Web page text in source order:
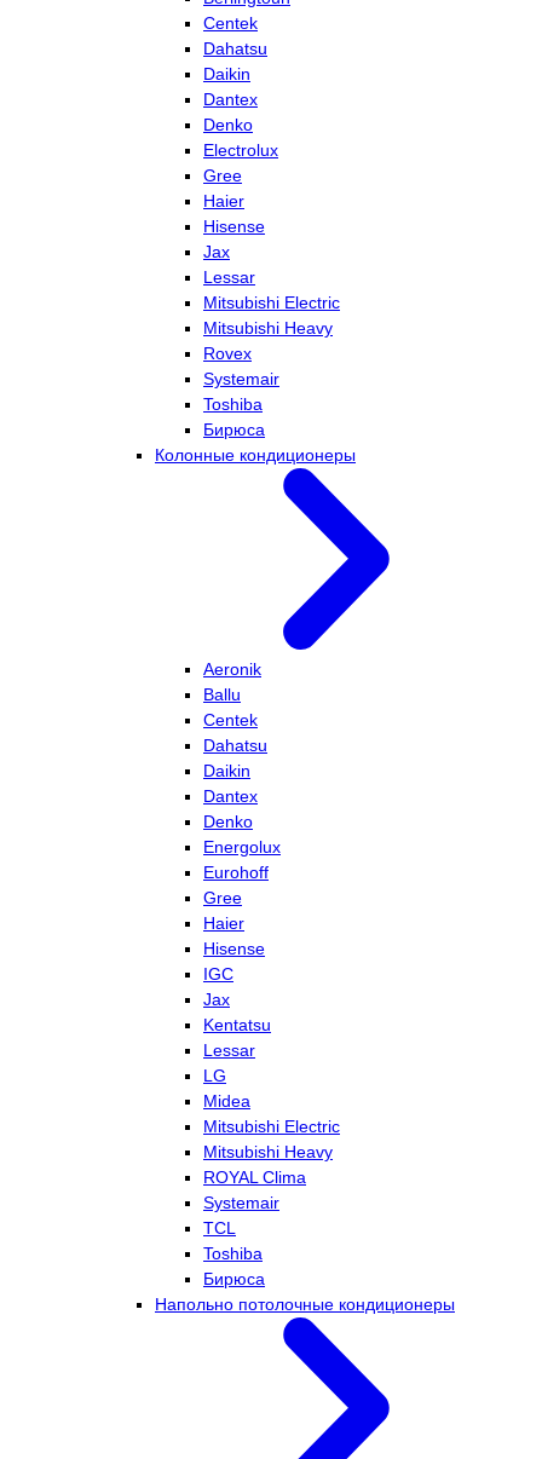
Centek
Dahatsu
Daikin
Dantex
Denko
Electrolux
Gree
Haier
Hisense
Jax
Lessar
Mitsubishi Electric
Mitsubishi Heavy
Rovex
Systemair
Toshiba
Бирюса
Колонные кондиционеры
Aeronik
Ballu
Centek
Dahatsu
Daikin
Dantex
Denko
Energolux
Eurohoff
Gree
Haier
Hisense
IGC
Jax
Kentatsu
Lessar
LG
Midea
Mitsubishi Electric
Mitsubishi Heavy
ROYAL Clima
Systemair
TCL
Toshiba
Бирюса
Напольно потолочные кондиционеры